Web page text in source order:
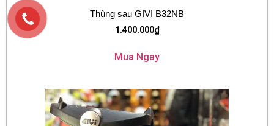
Thùng sau GIVI B32NB
1.400.000₫
Mua Ngay